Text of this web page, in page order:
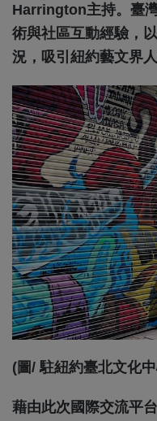
Harrington主持。臺
術與社區互動經驗，
況，吸引紐約藝文界
(圖/ 駐紐約臺北文化
藉由此次國際交流平